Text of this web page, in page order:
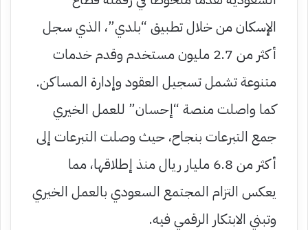
الإسكان من خلال تطبيق “بلدي”، الذي سجل
أكثر من 2.7 مليون مستخدم وقدم خدمات
متنوعة تشمل تسجيل العقود وإدارة المساكن.
كما واصلت منصة “إحسان” للعمل الخيري
جمع التبرعات بنجاح، حيث وصلت التبرعات إلى
أكثر من 6.8 مليار ريال منذ إطلاقها، مما
يعكس التزام المجتمع السعودي بالعمل الخيري
وتبني الابتكار الرقمي فيه.